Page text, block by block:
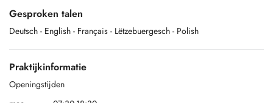
Gesproken talen
Deutsch - English - Français - Lëtzebuergesch - Polish
Praktijkinformatie
Openingstijden